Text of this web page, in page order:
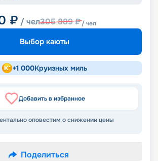
₽ / чел305 889₽/ чел
Выбор каюты
+1 000Круизных миль
Добавить в избранное
оповестим о снижении цены
Поделиться